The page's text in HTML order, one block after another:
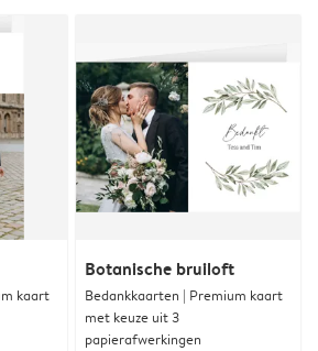
kaart
Botanische bruiloft
Bedankkaarten | Premium kaart
met keuze uit 3
papierafwerkingen